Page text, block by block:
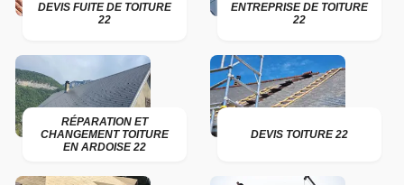
DEVIS FUITE DE TOITURE
22
ENTREPRISE DE TOITURE
22
RÉPARATION ET
CHANGEMENT TOITURE
EN ARDOISE 22
DEVIS TOITURE 22